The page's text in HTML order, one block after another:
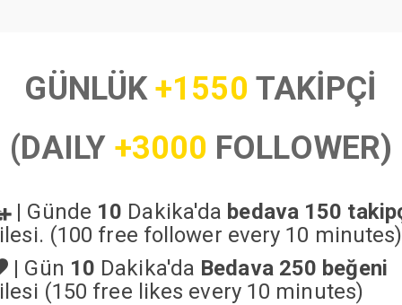
GÜNLÜK+1550 TAKİPÇİ
(DAILY +3000 FOLLOWER)
| Günde 10 Dakika'da bedava 150
(100 free follower every 10 minutes)
| Gün 10 Dakika'da Bedava 250 beğeni
(150 free likes every 10 minutes)